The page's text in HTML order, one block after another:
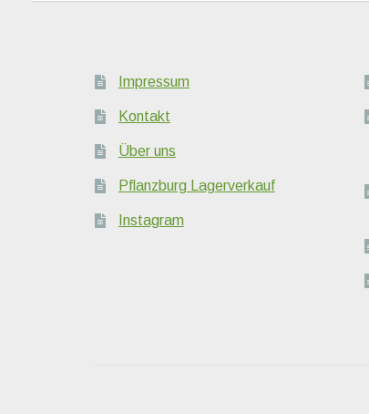
Impressum
Kontakt
Über uns
Pflanzburg Lagerverkauf
Instagram